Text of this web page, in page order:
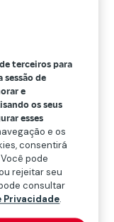
global
durante o
gasto
de
de ano, a
pela alta
terceiros para
de
e
os seus
esses
e os
consentirá
pode
rejeitar seu
consultar
Privacidade.